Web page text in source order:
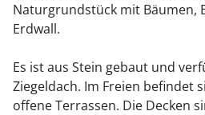
Naturgrundstück mit Bäumen,
Erdwall.
Es ist aus Stein gebaut und
Ziegeldach. Im Freien befindet
offene Terrassen. Die Decken